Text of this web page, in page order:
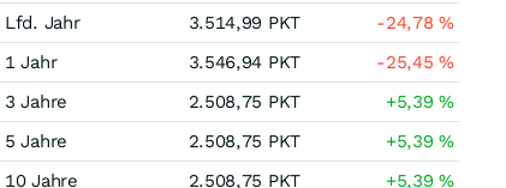
Lfd. Jahr
3.514,99 PKT -24,78%
1 Jahr
3.546,94 PKT -25,45%
3 Jahre
2.508,75 PKT +5,39%
5 Jahre
2.508,75 PKT +5,39%
10 Jahre
2.508,75 PKT +5,39%